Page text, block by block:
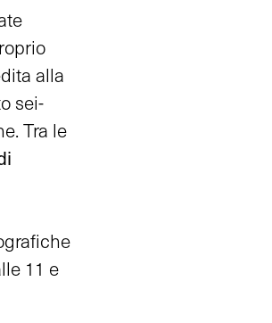
alla
sei-
Tra le
11 e